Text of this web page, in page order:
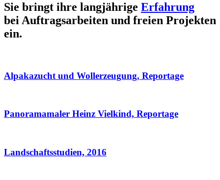
Sie bringt ihre langjährige Erfahrung
bei Auftragsarbeiten und freien Projekten
ein.
Alpakazucht und Wollerzeugung, Reportage
Panoramamaler Heinz Vielkind, Reportage
Landschaftsstudien, 2016